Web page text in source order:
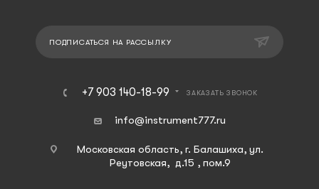
ПОДПИСАТЬСЯ НА РАССЫЛКУ
+7 903 140-18-99 ЗАКАЗАТЬ ЗВОНОК
info@instrument777.ru
Московская область, г. Балашиха, ул.
Реутовская, д.15 , пом.9